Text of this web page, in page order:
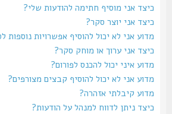
כיצד אני מוסיף חתימה להודעות שלי?
כיצד אני יוצר סקר?
מדוע אני לא יכול להוסיף אפשרויות נוספות לסקר?
כיצד אני ערוך או מוחק סקר?
מדוע איני יכול להכנס לפורום?
מדוע אני לא יכול להוסיף קבצים מצורפים?
מדוע קיבלתי אזהרה?
כיצד ניתן לדווח למנהל על הודעות?